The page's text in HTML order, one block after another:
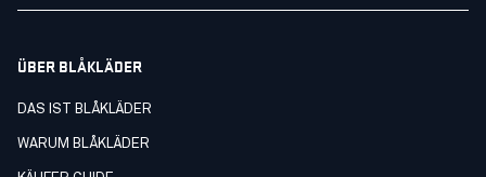
ÜBER BLÅKLÄDER
DAS IST BLÅKLÄDER
WARUM BLÅKLÄDER